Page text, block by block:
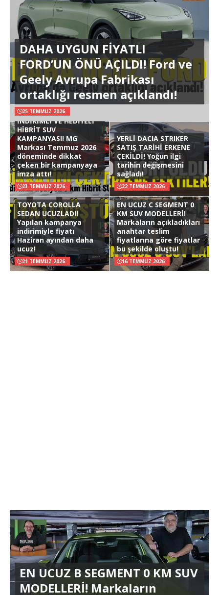
DAHA UYGUN FİYATLI
FORD’UN ÖNÜ AÇILDI! Ford ve
Geely Avrupa Fabrikası
ortaklığı resmen açıklandı!
25 TEMMUZ 2026
İNDİRİMLİ VE HEDİYELİ
HİBRİT SUV
KAMPANYASI! MG
Markası Temmuz 2026
döneminde dikkat
çeken bir kampanyaya
imza attı!
23 TEMMUZ 2026
YERLİ DACIA STRIKER
SATIŞ TARİHİ ERKENE
ÇEKİLDİ! Yoğun ilgi
tarihin değişmesini
sağladı!
22 TEMMUZ 2026
TOYOTA COROLLA
SEDAN UCUZLADI!
Yapılan kampanya
indirimiyle fiyatı
Haziran ayından daha
ucuz!
21 TEMMUZ 2026
EN UCUZ C SEGMENT 0
KM SUV MODELLERİ!
Markaların açıkladıkları
anahtar teslim
fiyatlarına göre fiyatlar
bu şekilde oluştu!
16 TEMMUZ 2026
EN UCUZ B SEGMENT 0 KM SUV
MODELLERİ! Markaların